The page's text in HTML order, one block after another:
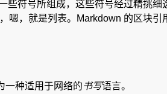
些符号所组成，这些符号经过精挑
嗯，就是列表。Markdown 的区块
一种适用于网络的书写语言。